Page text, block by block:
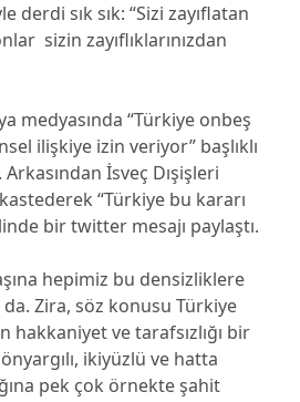
derdi sık sık: “Sizi zayıflatan
sizin zayıflıklarınızdan
medyasında “Türkiye onbeş
ilişkiye izin veriyor” başlıklı
İsveç Dışişleri
“Türkiye bu kararı
bir twitter mesajı paylaştı.
hepimiz bu densizliklere
da. Zira, söz konusu Türkiye
hakkaniyet ve tarafsızlığı bir
ikiyüzlü ve hatta
pek çok örnekte şahit